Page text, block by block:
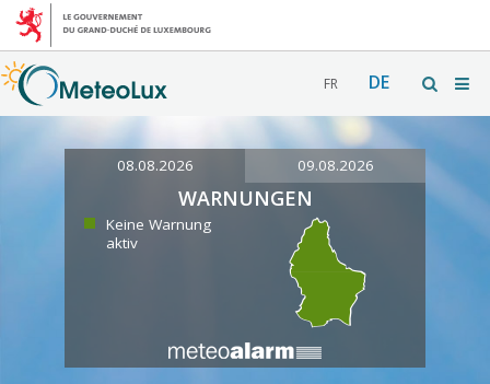
FR DE
08.08.2026 09.08.2026
WARNUNGEN
Keine Warnung
aktiv